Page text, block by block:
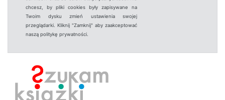
chcesz, by pliki cookies były zapisywane na
Twoim dysku zmień ustawienia swojej
przeglądarki. Kliknij "Zamknij" aby zaakceptować
naszą politykę prywatności.